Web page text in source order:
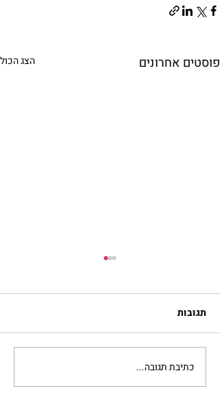
פוסטים אחרונים הצג הכול
1698-1760 | י”ח אלול תנ”ח – ו’
סיון תק”כ רבי ישראל ב”ר
אליעזר ‘בעל שם טוב’ (נכתב
בראשי תיבות בעש”ט), מייסדה
ומחוללה של תורת החסידות...
תגובות
כתיבת תגובה...